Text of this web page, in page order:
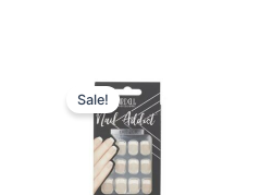
Sale!price
was:
89,00 kr..